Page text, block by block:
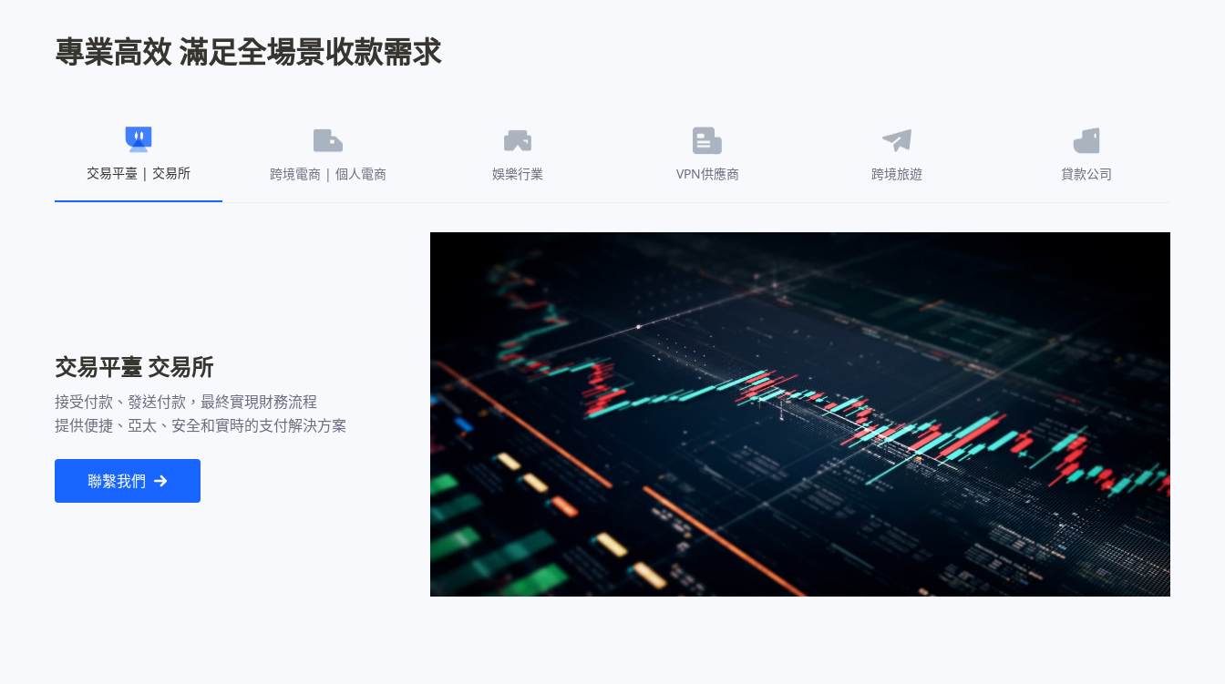
專業高效 滿足全場景收款需求
交易平臺 | 交易所 跨境電商 | 個人電商 娛樂行業 VPN供應商 跨境旅遊 貸款公司
交易平臺 交易所
接受付款、發送付款，最終實現財務流程
提供便捷、亞太、安全和實時的支付解決方案
聯繫我們